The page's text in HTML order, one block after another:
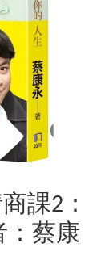
課2：
：蔡康